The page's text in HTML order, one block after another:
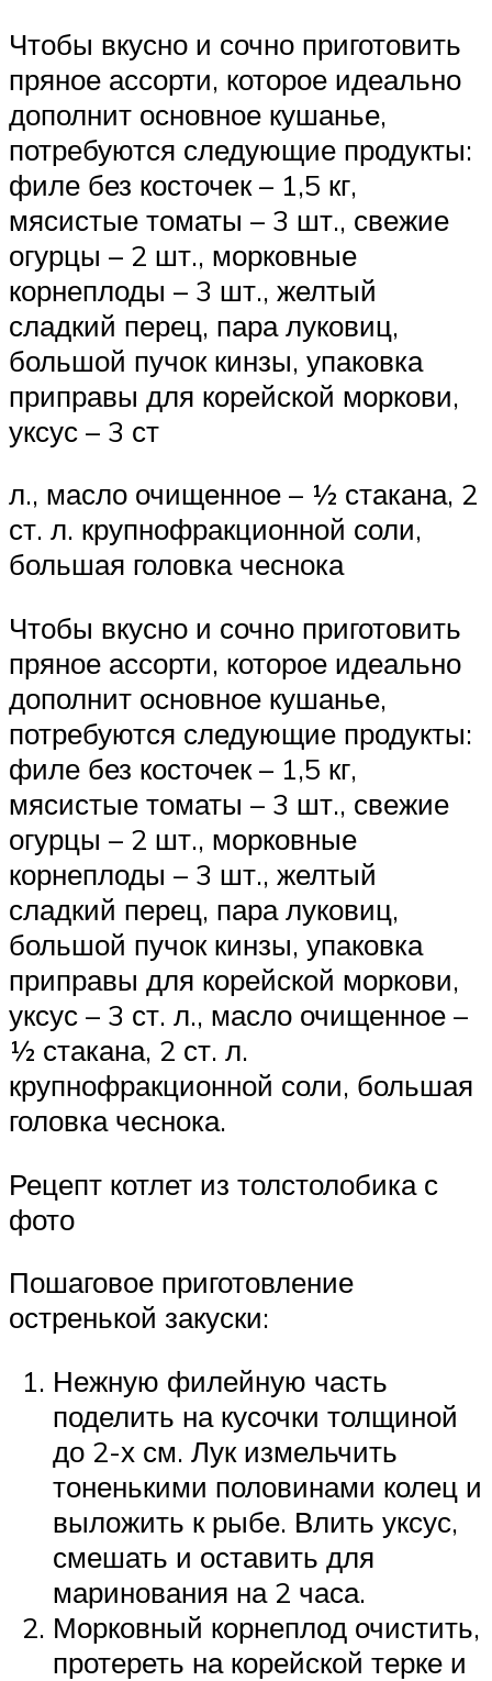
Чтобы вкусно и сочно приготовить
пряное ассорти, которое идеально
дополнит основное кушанье,
потребуются следующие продукты:
филе без косточек – 1,5 кг,
мясистые томаты – 3 шт., свежие
огурцы – 2 шт., морковные
корнеплоды – 3 шт., желтый
сладкий перец, пара луковиц,
большой пучок кинзы, упаковка
приправы для корейской моркови,
уксус – 3 ст
л., масло очищенное – ½ стакана, 2
ст. л. крупнофракционной соли,
большая головка чеснока
Чтобы вкусно и сочно приготовить
пряное ассорти, которое идеально
дополнит основное кушанье,
потребуются следующие продукты:
филе без косточек – 1,5 кг,
мясистые томаты – 3 шт., свежие
огурцы – 2 шт., морковные
корнеплоды – 3 шт., желтый
сладкий перец, пара луковиц,
большой пучок кинзы, упаковка
приправы для корейской моркови,
уксус – 3 ст. л., масло очищенное –
½ стакана, 2 ст. л.
крупнофракционной соли, большая
головка чеснока.
Рецепт котлет из толстолобика с
фото
Пошаговое приготовление
остренькой закуски:
Нежную филейную часть
поделить на кусочки толщиной
до 2-х см. Лук измельчить
тоненькими половинами колец и
выложить к рыбе. Влить уксус,
смешать и оставить для
маринования на 2 часа.
Морковный корнеплод очистить,
протереть на корейской терке и